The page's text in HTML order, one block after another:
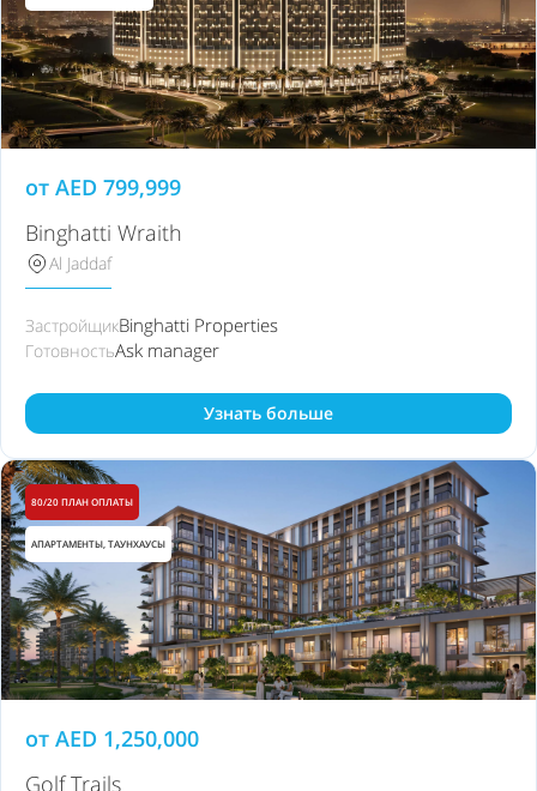
от AED 799,999
Binghatti Wraith
Al Jaddaf
ЗастройщикBinghatti Properties
ГотовностьAsk manager
Узнать больше
80/20 ПЛАН ОПЛАТЫ
АПАРТАМЕНТЫ, ТАУНХАУСЫ
от AED 1,250,000
Golf Trails